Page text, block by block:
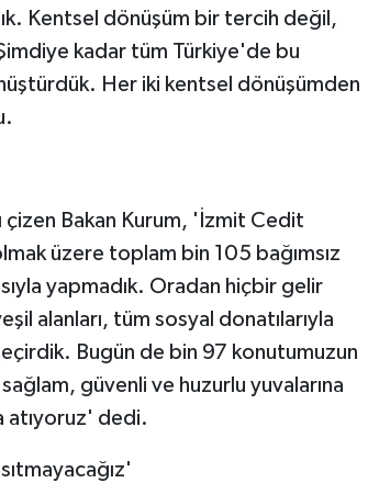
Kentsel dönüşüm bir tercih değil,
kadar tüm Türkiye'de bu
Her iki kentsel dönüşümden
çizen Bakan Kurum, 'İzmit Cedit
üzere toplam bin 105 bağımsız
yapmadık. Oradan hiçbir gelir
alanları, tüm sosyal donatılarıyla
Bugün de bin 97 konutumuzun
sağlam, güvenli ve huzurlu yuvalarına
atıyoruz' dedi.